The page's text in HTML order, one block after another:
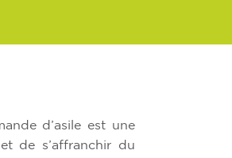
d’asile est une
de s’affranchir du